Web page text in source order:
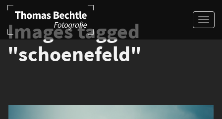
Images tagged
"schoenefeld"